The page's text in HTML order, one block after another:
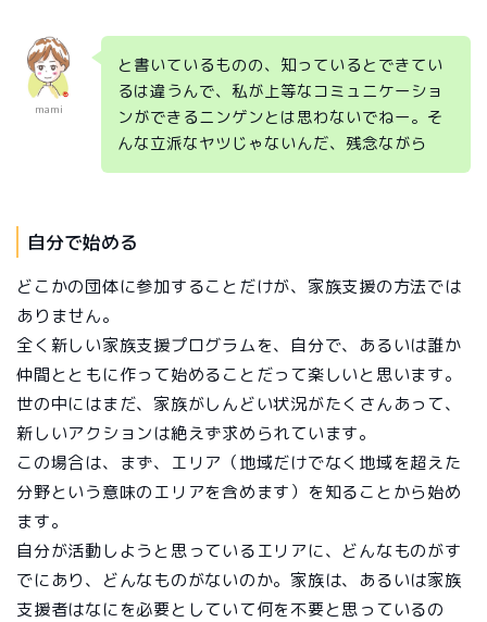
mami
と書いているものの、知っているとできてい
るは違うんで、私が上等なコミュニケーショ
ンができるニンゲンとは思わないでねー。そ
んな立派なヤツじゃないんだ、残念ながら
自分で始める
どこかの団体に参加することだけが、家族支援の方法では
ありません。
全く新しい家族支援プログラムを、自分で、あるいは誰か
仲間とともに作って始めることだって楽しいと思います。
世の中にはまだ、家族がしんどい状況がたくさんあって、
新しいアクションは絶えず求められています。
この場合は、まず、エリア（地域だけでなく地域を超えた
分野という意味のエリアを含めます）を知ることから始め
ます。
自分が活動しようと思っているエリアに、どんなものがす
でにあり、どんなものがないのか。家族は、あるいは家族
支援者はなにを必要としていて何を不要と思っているの